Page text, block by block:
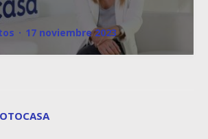
· 17 noviembre 2023